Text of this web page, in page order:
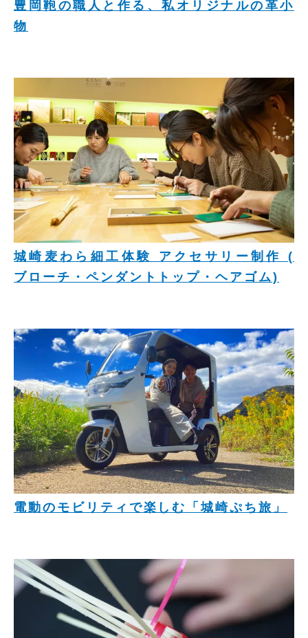
豊岡鞄の職人と作る、私オリジナルの革小
物
城崎麦わら細工体験 アクセサリー制作 (
ブローチ・ペンダントトップ・ヘアゴム)
電動のモビリティで楽しむ「城崎ぷち旅」